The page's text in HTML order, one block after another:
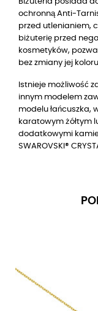
ochronną Anti-
przed utlenianiem,
biżuterię przed
kosmetyków,
bez zmiany jej
Istnieje możliwość
innym modelem
modelu łańcuszka,
karatowym żółtym
dodatkowymi
SWAROVSKI®